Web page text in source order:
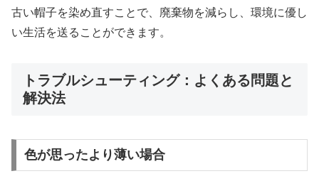
古い帽子を染め直すことで、廃棄物を減らし、環境に優し
い生活を送ることができます。
トラブルシューティング：よくある問題と
解決法
色が思ったより薄い場合